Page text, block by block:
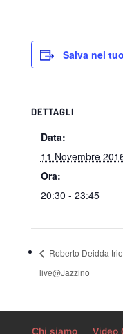
Salva nel
DETTAGLI
Data:
11 Novembre
Ora:
20:30 - 23:45
Roberto Deidda trio
live@Jazzino
Chi siamo Video